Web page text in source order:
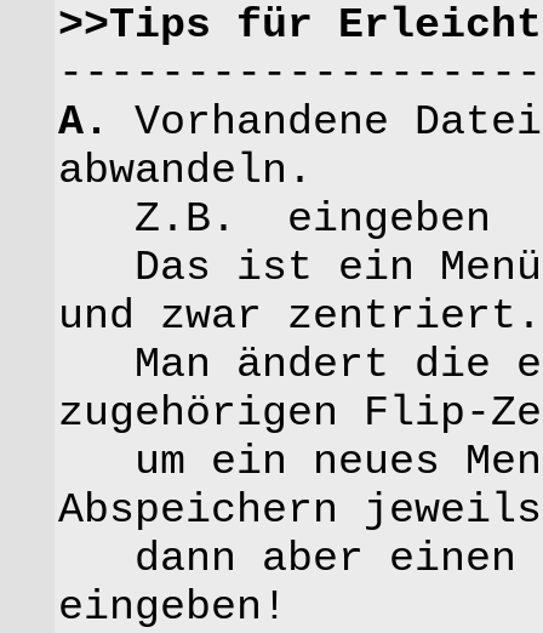
>>Tips für
A.
Vorhandene
abwandeln.
Z.B.
Das ist ein Menü
und zwar zentriert.
Man ändert die
zugehörigen Flip-
um ein neues
Abspeichern
dann aber einen
eingeben!